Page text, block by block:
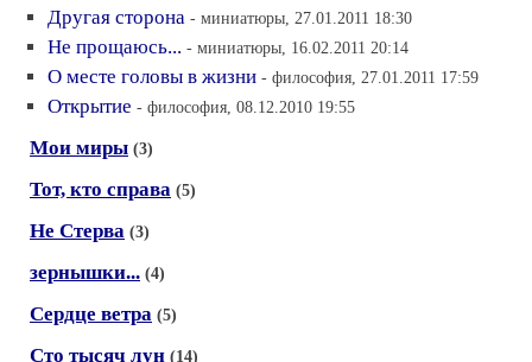
Другая сторона - миниатюры, 27.01.2011 18:30
Не прощаюсь... - миниатюры, 16.02.2011 20:14
О месте головы в жизни - философия, 27.01.2011 17:59
Открытие - философия, 08.12.2010 19:55
Мои миры (3)
Тот, кто справа (5)
Не Стерва (3)
зернышки... (4)
Сердце ветра (5)
Сто тысяч лун (14)